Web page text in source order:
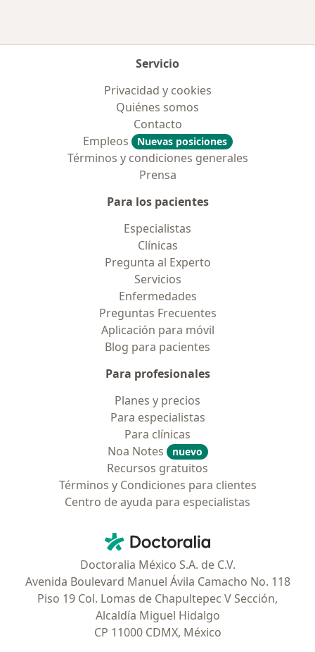
Servicio
Privacidad y cookies
Quiénes somos
Contacto
Empleos
Nuevas posiciones
Términos y condiciones generales
Prensa
Para los pacientes
Especialistas
Clínicas
Pregunta al Experto
Servicios
Enfermedades
Preguntas Frecuentes
Aplicación para móvil
Blog para pacientes
Para profesionales
Planes y precios
Para especialistas
Para clínicas
Noa Notes
nuevo
Recursos gratuitos
Términos y Condiciones para clientes
Centro de ayuda para especialistas
Doctoralia - Página de inicio
Doctoralia México S.A. de C.V.
Avenida Boulevard Manuel Ávila Camacho No. 118
Piso 19 Col. Lomas de Chapultepec V Sección,
Alcaldía Miguel Hidalgo
CP 11000 CDMX, México